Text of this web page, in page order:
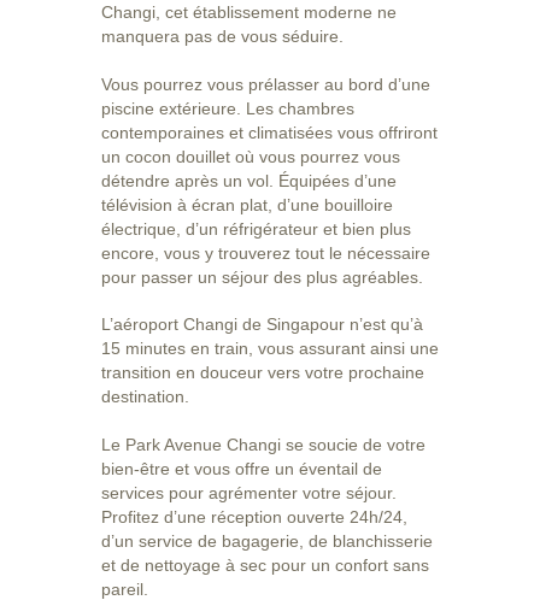
Changi, cet établissement moderne ne
manquera pas de vous séduire.
Vous pourrez vous prélasser au bord d’une
piscine extérieure. Les chambres
contemporaines et climatisées vous offriront
un cocon douillet où vous pourrez vous
détendre après un vol. Équipées d’une
télévision à écran plat, d’une bouilloire
électrique, d’un réfrigérateur et bien plus
encore, vous y trouverez tout le nécessaire
pour passer un séjour des plus agréables.
L’aéroport Changi de Singapour n’est qu’à
15 minutes en train, vous assurant ainsi une
transition en douceur vers votre prochaine
destination.
Le Park Avenue Changi se soucie de votre
bien-être et vous offre un éventail de
services pour agrémenter votre séjour.
Profitez d’une réception ouverte 24h/24,
d’un service de bagagerie, de blanchisserie
et de nettoyage à sec pour un confort sans
pareil.